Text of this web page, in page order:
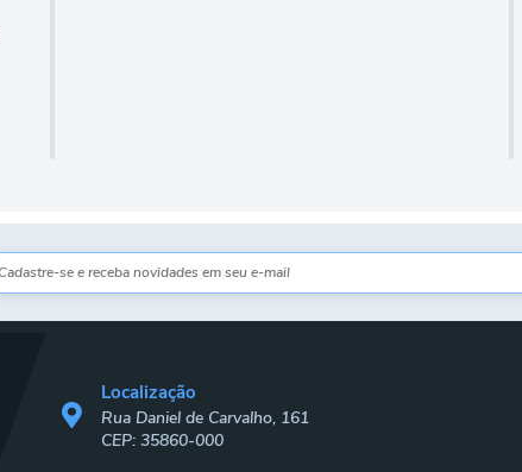
Localização
Rua Daniel de Carvalho, 161
CEP: 35860-000